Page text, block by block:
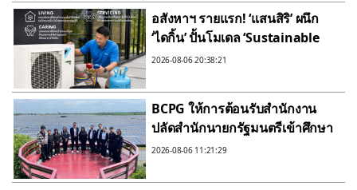
อสังหาฯ รายแรก! ‘แสนสิริ’ ผนึก
‘ไดกิ้น’ ปั้นโมเดล ‘Sustainable
Cooliving Lifecycle’ ยกระดับสาร
Circular Economy เต็มขั้น
2026-08-06 20:38:21
BCPG ให้การต้อนรับสำนักงาน
ปลัดสำนักนายกรัฐมนตรีเข้าศึกษา
ดูงาน ณ ศูนย์การเรียนรู้พลังงานสะ
2026-08-06 11:21:29